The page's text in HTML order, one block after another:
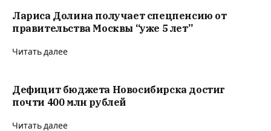
Лариса Долина получает спецпенсию от
правительства Москвы “уже 5 лет”
Читать далее
Дефицит бюджета Новосибирска достиг
почти 400 млн рублей
Читать далее